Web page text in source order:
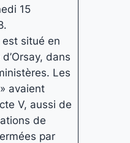
15
est situé en
dans
Les
avaient
V, aussi de
de
par